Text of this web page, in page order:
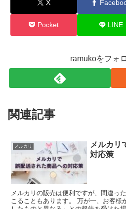
X
Pocket LINE
ramukoをフォ
関連記事
メルカリ
メルカリ
対応策
メルカリの販売は便利ですが、間違っ
こることもあります。 万が一、お客様